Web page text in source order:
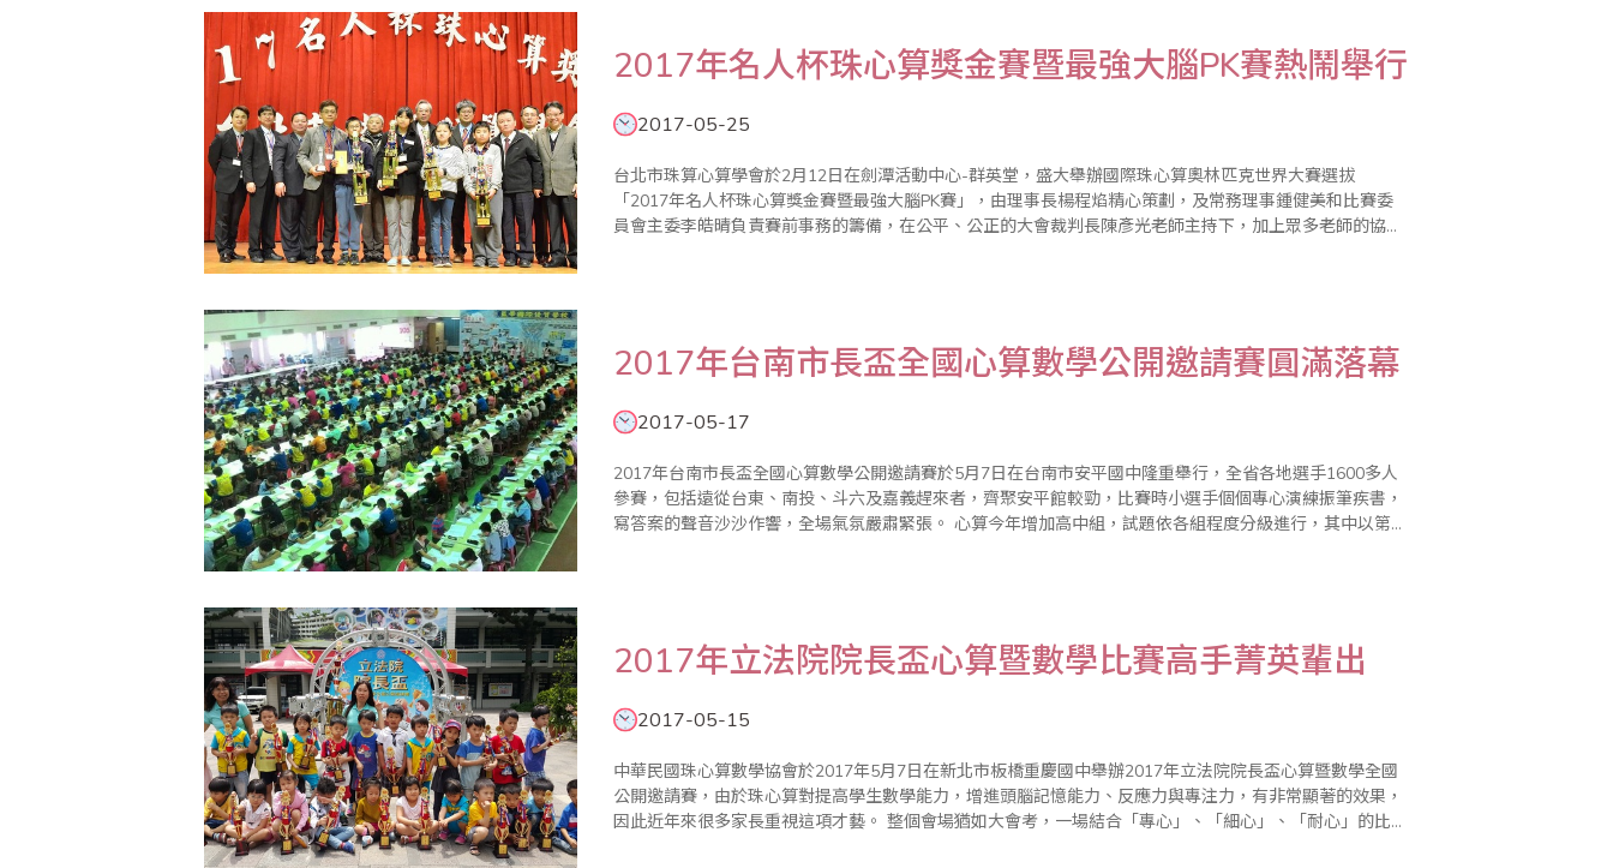
2017年名人杯珠心算獎金賽暨最強大腦PK賽熱鬧舉行
2017-05-25
台北市珠算心算學會於2月12日在劍潭活動中心-群英堂，盛大舉辦國際珠心算奧林匹克世界大賽選拔
「2017年名人杯珠心算獎金賽暨最強大腦PK賽」，由理事長楊程焰精心策劃，及常務理事鍾健美和比賽委
員會主委李皓晴負責賽前事務的籌備，在公平、公正的大會裁判長陳彥光老師主持下，加上眾多老師的協助
2017年台南市長盃全國心算數學公開邀請賽圓滿落幕
2017-05-17
2017年台南市長盃全國心算數學公開邀請賽於5月7日在台南市安平國中隆重舉行，全省各地選手1600多人
參賽，包括遠從台東、南投、斗六及嘉義趕來者，齊聚安平館較勁，比賽時小選手個個專心演練振筆疾書，
寫答案的聲音沙沙作響，全場氣氛嚴肅緊張。 心算今年增加高中組，試題依各組程度分級進行，其中以第三
2017年立法院院長盃心算暨數學比賽高手菁英輩出
2017-05-15
中華民國珠心算數學協會於2017年5月7日在新北市板橋重慶國中舉辦2017年立法院院長盃心算暨數學全國
公開邀請賽，由於珠心算對提高學生數學能力，增進頭腦記憶能力、反應力與專注力，有非常顯著的效果，
因此近年來很多家長重視這項才藝。 整個會場猶如大會考，一場結合「專心」、「細心」、「耐心」的比